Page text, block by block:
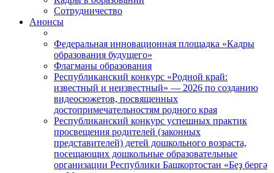
Сотрудничество
Анонсы
Федеральная инновационная площадка «Кадры
образования будущего»
Флагманы образования
Республиканский конкурс «Родной край:
известный и неизвестный» — 2026 по созданию
видеосюжетов, посвященных
достопримечательностям родного края
Республиканский конкурс успешных практик
просвещения родителей (законных
представителей) детей дошкольного возраста,
посещающих дошкольные образовательные
организации Республики Башкортостан «Беҙ бергә